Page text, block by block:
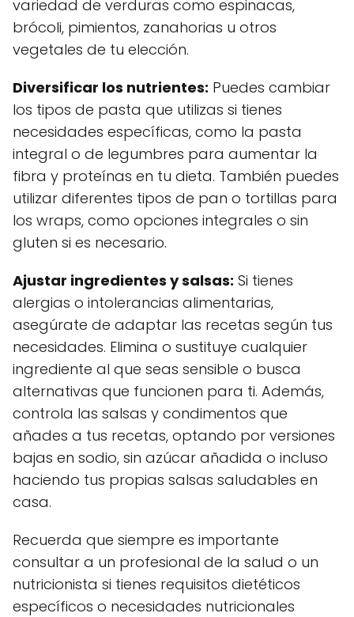
variedad de verduras como espinacas,
brócoli, pimientos, zanahorias u otros
vegetales de tu elección.
Diversificar los nutrientes: Puedes cambiar
los tipos de pasta que utilizas si tienes
necesidades específicas, como la pasta
integral o de legumbres para aumentar la
fibra y proteínas en tu dieta. También puedes
utilizar diferentes tipos de pan o tortillas para
los wraps, como opciones integrales o sin
gluten si es necesario.
Ajustar ingredientes y salsas: Si tienes
alergias o intolerancias alimentarias,
asegúrate de adaptar las recetas según tus
necesidades. Elimina o sustituye cualquier
ingrediente al que seas sensible o busca
alternativas que funcionen para ti. Además,
controla las salsas y condimentos que
añades a tus recetas, optando por versiones
bajas en sodio, sin azúcar añadida o incluso
haciendo tus propias salsas saludables en
casa.
Recuerda que siempre es importante
consultar a un profesional de la salud o un
nutricionista si tienes requisitos dietéticos
específicos o necesidades nutricionales